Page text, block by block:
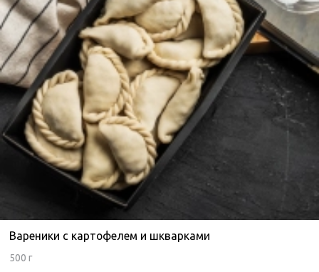
Вареники с картофелем и шкварками
500 г